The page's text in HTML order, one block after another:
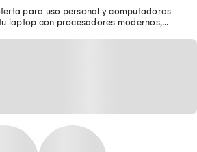
para uso personal y computadoras
laptop con procesadores modernos,